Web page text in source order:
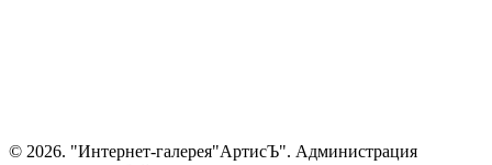
© 2026. "Интернет-галерея"АртисЪ". Администрация